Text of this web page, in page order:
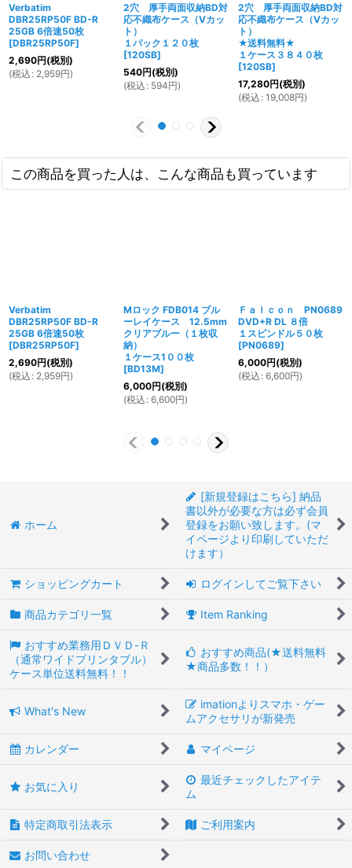
Verbatim
DBR25RP50F BD-R
25GB 6倍速50枚
[DBR25RP50F]
2,690円(税別)
(税込 : 2,959円)
2穴 厚手両面収納BD対
応不織布ケース（Vカッ
ト）
１パック１２０枚
[120SB]
540円(税別)
(税込 : 594円)
2穴 厚手両面収納BD対
応不織布ケース（Vカッ
ト）
★送料無料★
１ケース３８４０枚
[120SB]
17,280円(税別)
(税込 : 19,008円)
この商品を買った人は、こんな商品も買っています
Verbatim
DBR25RP50F BD-R
25GB 6倍速50枚
[DBR25RP50F]
2,690円(税別)
(税込 : 2,959円)
Mロック FDB014 ブル
ーレイケース 12.5mm
クリアブルー（１枚収
納）
１ケース1００枚
[BD13M]
6,000円(税別)
(税込 : 6,600円)
Ｆａｌｃｏｎ PN0689
DVD+R DL ８倍
１スピンドル５０枚
[PN0689]
6,000円(税別)
(税込 : 6,600円)
ホーム
[新規登録はこちら] 納品
書以外が必要な方は必ず会員
登録をお願い致します。(マ
イページより印刷していただ
けます）
ショッピングカート ログインしてご覧下さい
商品カテゴリ一覧 Item Ranking
おすすめ業務用ＤＶＤ-Ｒ
（通常ワイドプリンタブル）
ケース単位送料無料！！
おすすめ商品(★送料無料
★商品多数！！）
What's New
imationよりスマホ・ゲー
ムアクセサリが新発売
カレンダー マイページ
お気に入り
最近チェックしたアイテ
ム
特定商取引法表示 ご利用案内
お問い合わせ